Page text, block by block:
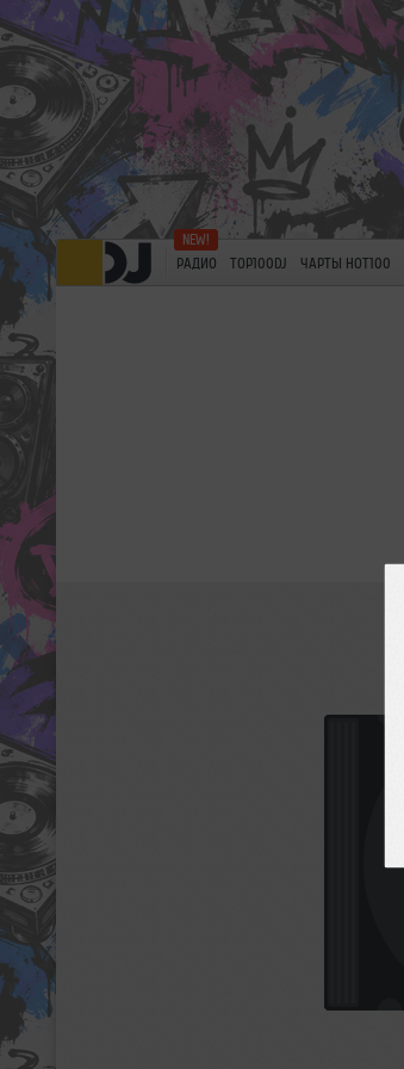
РАДИО TOP100DJ ЧАРТЫ HOT100